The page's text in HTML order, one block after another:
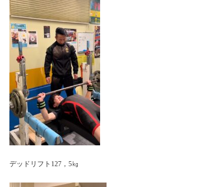
デッドリフト127，5㎏